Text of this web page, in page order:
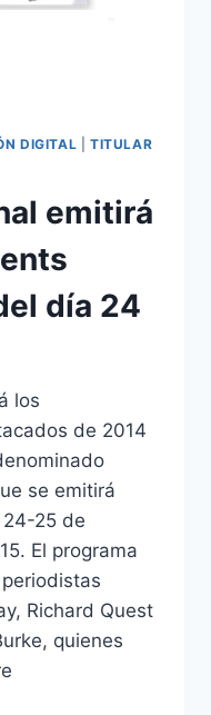
DIGITAL |TITULAR
emitirá
día 24
los
de 2014
se emitirá
25 de
El programa
Richard Quest
quienes